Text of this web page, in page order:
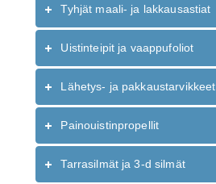
Tyhjät maali- ja lakkausastiat
Uistinteipit ja vaappufoliot
Lähetys- ja pakkaustarvikkeet
Painouistinpropellit
Tarrasilmät ja 3-d silmät